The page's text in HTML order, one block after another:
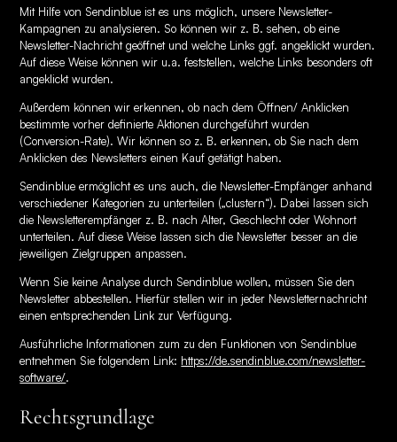
Mit Hilfe von Sendinblue ist es uns möglich, unsere Newsletter-
Kampagnen zu analysieren. So können wir z. B. sehen, ob eine
Newsletter-Nachricht geöffnet und welche Links ggf. angeklickt wurden.
Auf diese Weise können wir u.a. feststellen, welche Links besonders oft
angeklickt wurden.
Außerdem können wir erkennen, ob nach dem Öffnen/ Anklicken
bestimmte vorher definierte Aktionen durchgeführt wurden
(Conversion-Rate). Wir können so z. B. erkennen, ob Sie nach dem
Anklicken des Newsletters einen Kauf getätigt haben.
Sendinblue ermöglicht es uns auch, die Newsletter-Empfänger anhand
verschiedener Kategorien zu unterteilen („clustern“). Dabei lassen sich
die Newsletterempfänger z. B. nach Alter, Geschlecht oder Wohnort
unterteilen. Auf diese Weise lassen sich die Newsletter besser an die
jeweiligen Zielgruppen anpassen.
Wenn Sie keine Analyse durch Sendinblue wollen, müssen Sie den
Newsletter abbestellen. Hierfür stellen wir in jeder Newsletternachricht
einen entsprechenden Link zur Verfügung.
Ausführliche Informationen zum zu den Funktionen von Sendinblue
entnehmen Sie folgendem Link: https://de.sendinblue.com/newsletter-
software/.
Rechtsgrundlage